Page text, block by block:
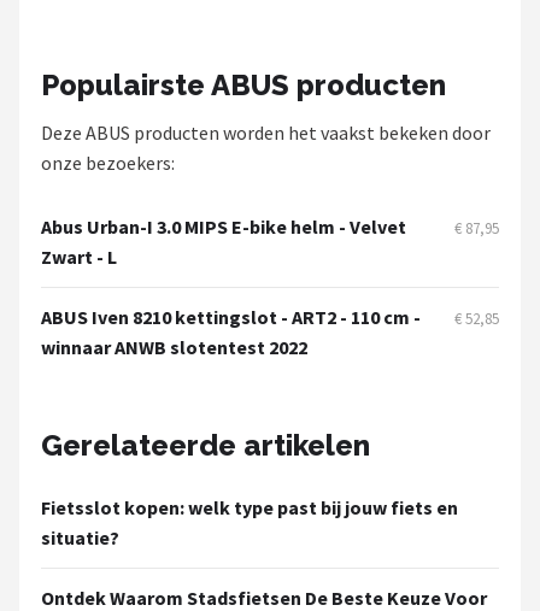
Populairste ABUS producten
Deze ABUS producten worden het vaakst bekeken door
onze bezoekers:
Abus Urban-I 3.0 MIPS E-bike helm - Velvet
Zwart - L
€ 87,95
ABUS Iven 8210 kettingslot - ART2 - 110 cm -
winnaar ANWB slotentest 2022
€ 52,85
Gerelateerde artikelen
Fietsslot kopen: welk type past bij jouw fiets en
situatie?
Ontdek Waarom Stadsfietsen De Beste Keuze Voor